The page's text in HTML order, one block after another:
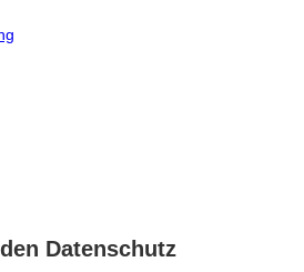
Datenschutz